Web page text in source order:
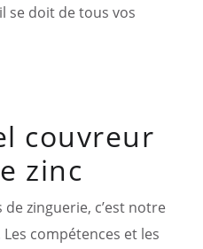
se doit de tous vos
couvreur
zinc
zinguerie, c’est notre
compétences et les